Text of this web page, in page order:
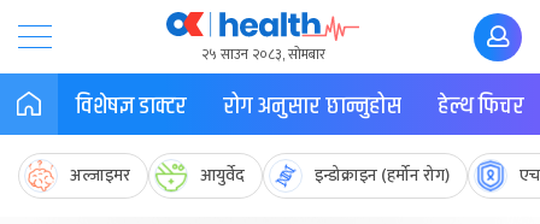
२५ साउन २०८३, सोमबार
विशेषज्ञ डाक्टर रोग अनुसार छान्नुहोस हेल्थ फिचर
अल्जाइमर आयुर्वेद इन्डोक्राइन (हर्मोन रोग)